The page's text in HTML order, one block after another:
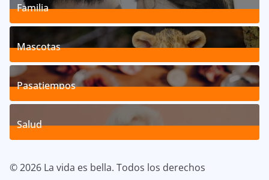
Familia
527Posts
Mascotas
119Posts
Pasatiempos
39Posts
Salud
© 2026 La vida es bella. Todos los derechos